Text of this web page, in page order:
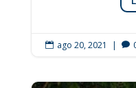
 ago 20, 2021 | 